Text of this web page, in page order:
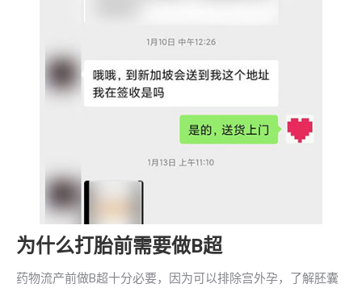
为什么打胎前需要做B超
药物流产前做B超十分必要，因为可以排除宫外孕，了解胚囊